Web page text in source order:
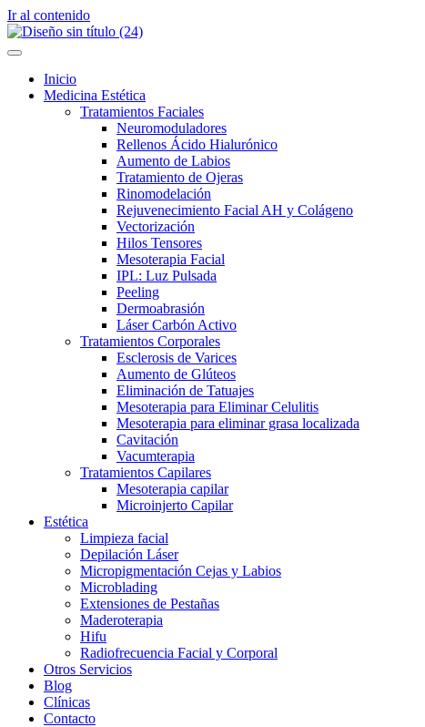
Ir al contenido
Inicio
Medicina Estética
Tratamientos Faciales
Neuromoduladores
Rellenos Ácido Hialurónico
Aumento de Labios
Tratamiento de Ojeras
Rinomodelación
Rejuvenecimiento Facial AH y Colágeno
Vectorización
Hilos Tensores
Mesoterapia Facial
IPL: Luz Pulsada
Peeling
Dermoabrasión
Láser Carbón Activo
Tratamientos Corporales
Esclerosis de Varices
Aumento de Glúteos
Eliminación de Tatuajes
Mesoterapia para Eliminar Celulitis
Mesoterapia para eliminar grasa localizada
Cavitación
Vacumterapia
Tratamientos Capilares
Mesoterapia capilar
Microinjerto Capilar
Estética
Limpieza facial
Depilación Láser
Micropigmentación Cejas y Labios
Microblading
Extensiones de Pestañas
Maderoterapia
Hifu
Radiofrecuencia Facial y Corporal
Otros Servicios
Blog
Clínicas
Contacto